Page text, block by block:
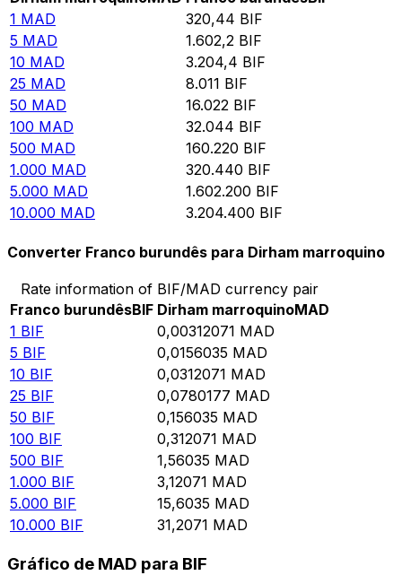
1 MAD 320,44 BIF
5 MAD 1.602,2 BIF
10 MAD 3.204,4 BIF
25 MAD 8.011 BIF
50 MAD 16.022 BIF
100 MAD 32.044 BIF
500 MAD 160.220 BIF
1.000 MAD 320.440 BIF
5.000 MAD 1.602.200 BIF
10.000 MAD 3.204.400 BIF
Converter Franco burundês para Dirham marroquino
Rate information of BIF/MAD currency pair
Franco burundêsBIF Dirham marroquinoMAD
1 BIF 0,00312071 MAD
5 BIF 0,0156035 MAD
10 BIF 0,0312071 MAD
25 BIF 0,0780177 MAD
50 BIF 0,156035 MAD
100 BIF 0,312071 MAD
500 BIF 1,56035 MAD
1.000 BIF 3,12071 MAD
5.000 BIF 15,6035 MAD
10.000 BIF 31,2071 MAD
Gráfico de MAD para BIF